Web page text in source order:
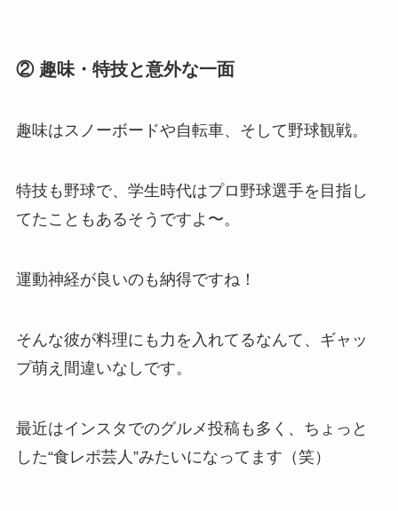
② 趣味・特技と意外な一面
趣味はスノーボードや自転車、そして野球観戦。
特技も野球で、学生時代はプロ野球選手を目指し
てたこともあるそうですよ〜。
運動神経が良いのも納得ですね！
そんな彼が料理にも力を入れてるなんて、ギャッ
プ萌え間違いなしです。
最近はインスタでのグルメ投稿も多く、ちょっと
した“食レポ芸人”みたいになってます（笑）